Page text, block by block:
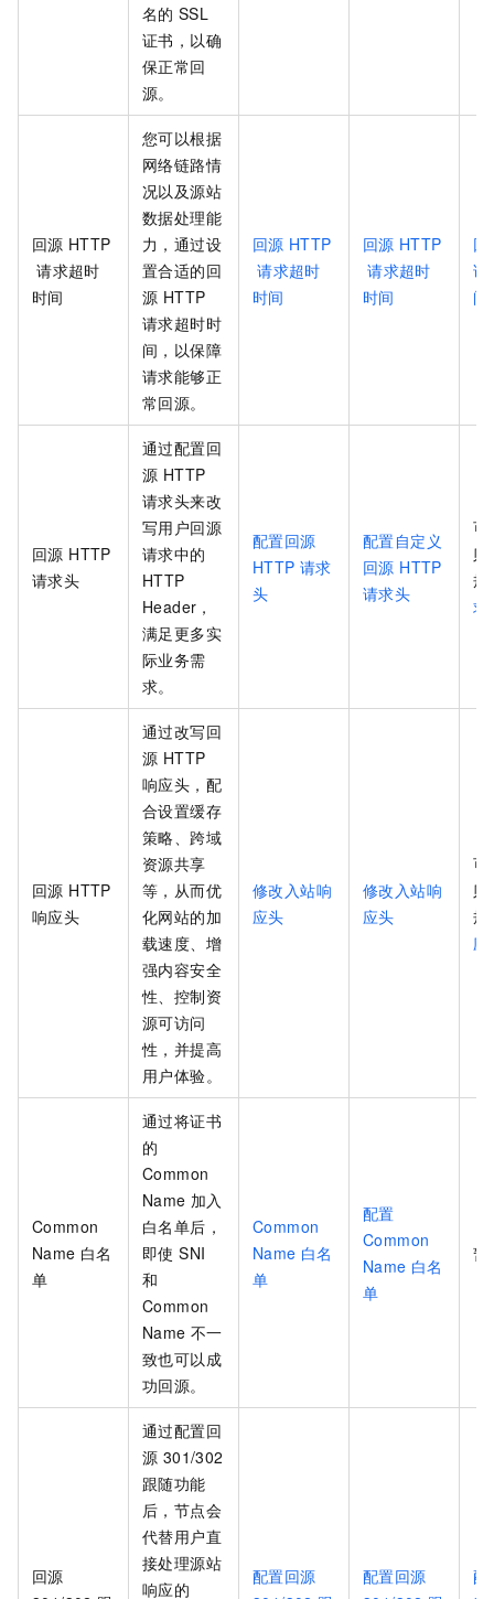
名的 SSL
证书，以确
保正常回
源。
回源 HTTP
请求超时
时间
您可以根据
网络链路情
况以及源站
数据处理能
力，通过设
置合适的回
源 HTTP
请求超时时
间，以保障
请求能够正
常回源。
回源 HTTP
请求超时
时间
回源 HTTP
请求超时
时间
回
请
间
回源 HTTP
请求头
通过配置回
源 HTTP
请求头来改
写用户回源
请求中的
HTTP
Header，
满足更多实
际业务需
求。
配置回源
HTTP 请求
头
配置自定义
回源 HTTP
请求头
可
则
规
求
回源 HTTP
响应头
通过改写回
源 HTTP
响应头，配
合设置缓存
策略、跨域
资源共享
等，从而优
化网站的加
载速度、增
强内容安全
性、控制资
源可访问
性，并提高
用户体验。
修改入站响
应头
修改入站响
应头
可
则
规
应
Common
Name 白名
单
通过将证书
的
Common
Name 加入
白名单后，
即使 SNI
和
Common
Name 不一
致也可以成
功回源。
Common
Name 白名
单
配置
Common
Name 白名
单
暂
回源
通过配置回
源 301/302
跟随功能
后，节点会
代替用户直
接处理源站
响应的
配置回源
配置回源
配